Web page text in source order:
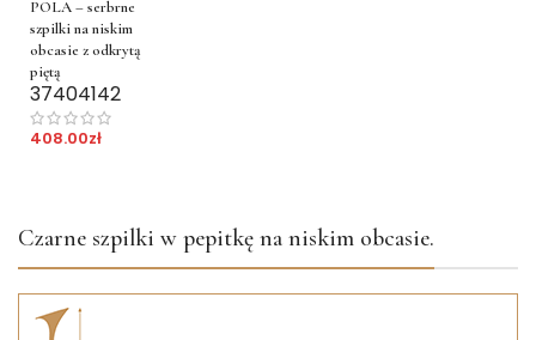
POLA – serbrne
szpilki na niskim
obcasie z odkrytą
piętą
37404142
408.00zł
Czarne szpilki w pepitkę na niskim obcasie.